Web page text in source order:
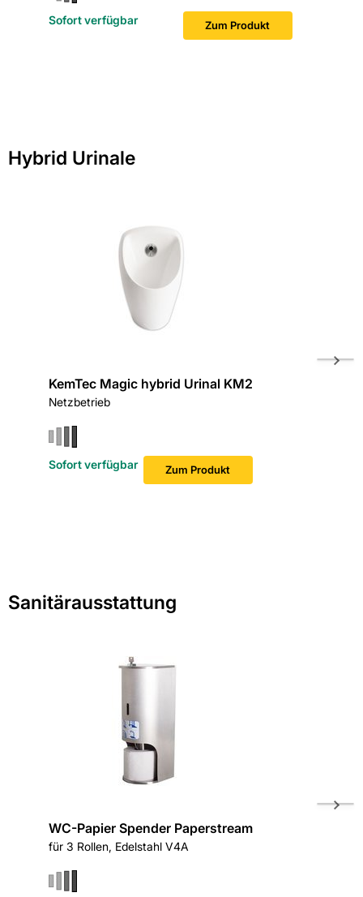
Zum Produkt
Sofort verfügbar
Hybrid Urinale
KemTec Magic hybrid Urinal KM2
Netzbetrieb
Zum Produkt
Sofort verfügbar
Sanitärausstattung
WC-Papier Spender Paperstream
für 3 Rollen, Edelstahl V4A